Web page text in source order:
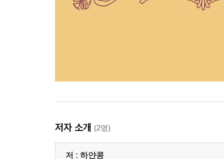
저자 소개 (2명)
저 : 하얀콩